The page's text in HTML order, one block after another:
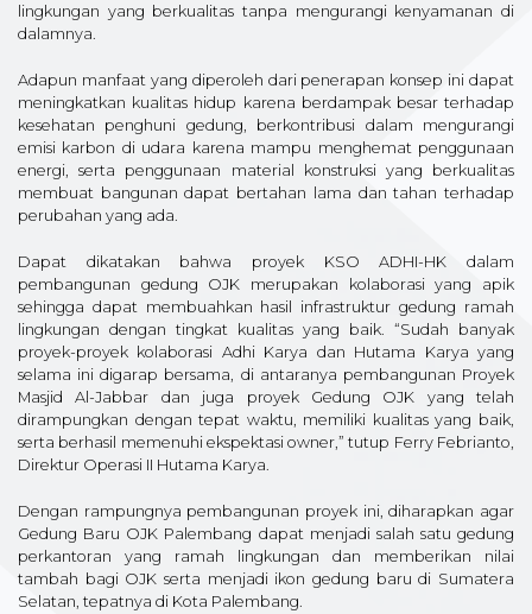
lingkungan yang berkualitas tanpa mengurangi kenyamanan di
dalamnya.
Adapun manfaat yang diperoleh dari penerapan konsep ini dapat
meningkatkan kualitas hidup karena berdampak besar terhadap
kesehatan penghuni gedung, berkontribusi dalam mengurangi
emisi karbon di udara karena mampu menghemat penggunaan
energi, serta penggunaan material konstruksi yang berkualitas
membuat bangunan dapat bertahan lama dan tahan terhadap
perubahan yang ada.
Dapat dikatakan bahwa proyek KSO ADHI-HK dalam
pembangunan gedung OJK merupakan kolaborasi yang apik
sehingga dapat membuahkan hasil infrastruktur gedung ramah
lingkungan dengan tingkat kualitas yang baik. “Sudah banyak
proyek-proyek kolaborasi Adhi Karya dan Hutama Karya yang
selama ini digarap bersama, di antaranya pembangunan Proyek
Masjid Al-Jabbar dan juga proyek Gedung OJK yang telah
dirampungkan dengan tepat waktu, memiliki kualitas yang baik,
serta berhasil memenuhi ekspektasi owner,” tutup Ferry Febrianto,
Direktur Operasi II Hutama Karya.
Dengan rampungnya pembangunan proyek ini, diharapkan agar
Gedung Baru OJK Palembang dapat menjadi salah satu gedung
perkantoran yang ramah lingkungan dan memberikan nilai
tambah bagi OJK serta menjadi ikon gedung baru di Sumatera
Selatan, tepatnya di Kota Palembang.